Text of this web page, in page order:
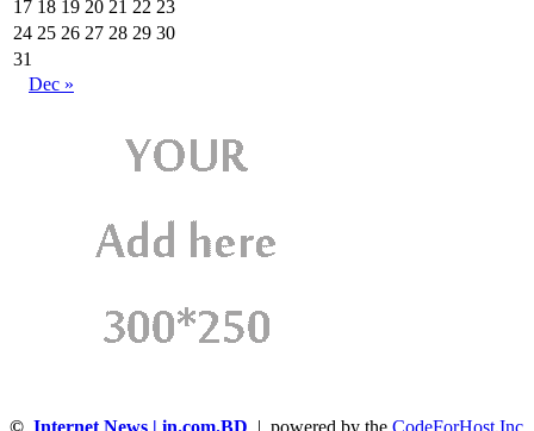
17 18 19 20 21 22 23
24 25 26 27 28 29 30
31
Dec »